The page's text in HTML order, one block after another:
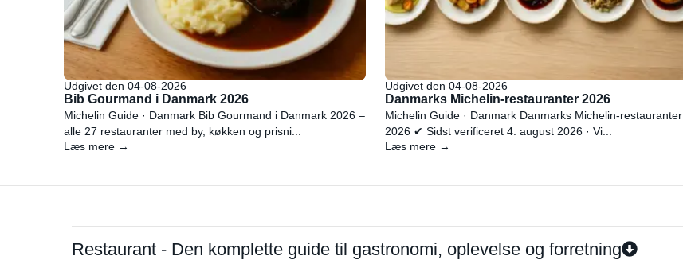
Udgivet den 04-08-2026
Bib Gourmand i Danmark 2026
Michelin Guide · Danmark Bib Gourmand i Danmark 2026 –
alle 27 restauranter med by, køkken og prisni...
Læs mere →
Udgivet den 04-08-2026
Danmarks Michelin-restauranter 2026
Michelin Guide · Danmark Danmarks Michelin-restauranter
2026 ✔ Sidst verificeret 4. august 2026 · Vi...
Læs mere →
Restaurant - Den komplette guide til gastronomi, oplevelse og forretning